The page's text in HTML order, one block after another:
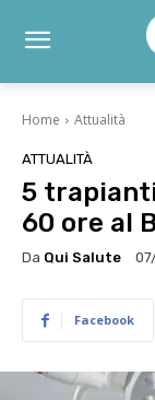
Home Attualità
ATTUALITÀ
5
60 ore al
Da Qui Salute
Facebook